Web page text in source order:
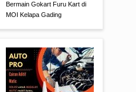
Bermain Gokart Furu Kart di
MOI Kelapa Gading